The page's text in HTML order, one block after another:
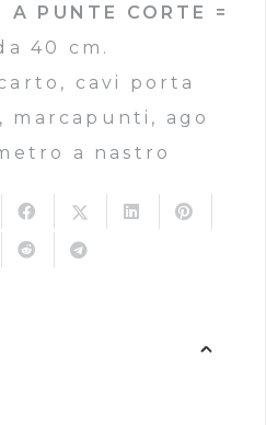
A PUNTE CORTE =
40 cm.
cavi porta
marcapunti, ago
a nastro